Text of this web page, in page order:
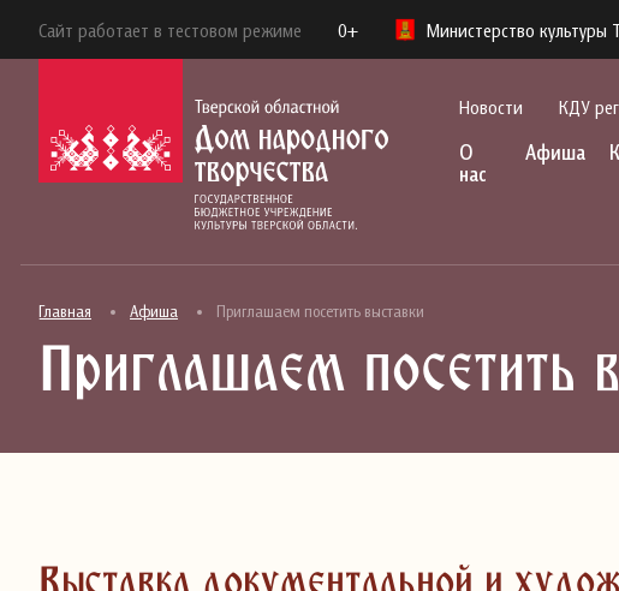
Сайт работает в тестовом режиме 0+ Министерство культуры
Новости КДУ
О
нас
Афиша
Главная Афиша Приглашаем посетить выставки
Приглашаем посетить